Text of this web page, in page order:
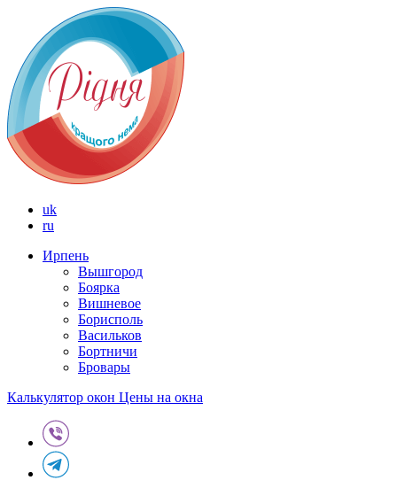
uk
ru
Ирпень
Вышгород
Боярка
Вишневое
Борисполь
Васильков
Бортничи
Бровары
Калькулятор окон Цены на окна